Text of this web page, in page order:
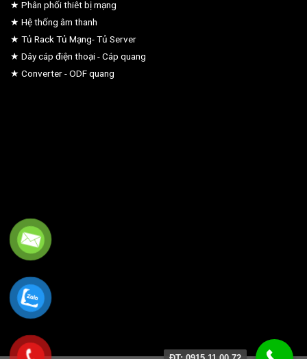
★ Phân phối thiêt bị mạng
★ Hệ thống âm thanh
★ Tủ Rack Tủ Mạng- Tủ Server
★ Dây cáp điện thoại - Cáp quang
★ Converter - ODF quang